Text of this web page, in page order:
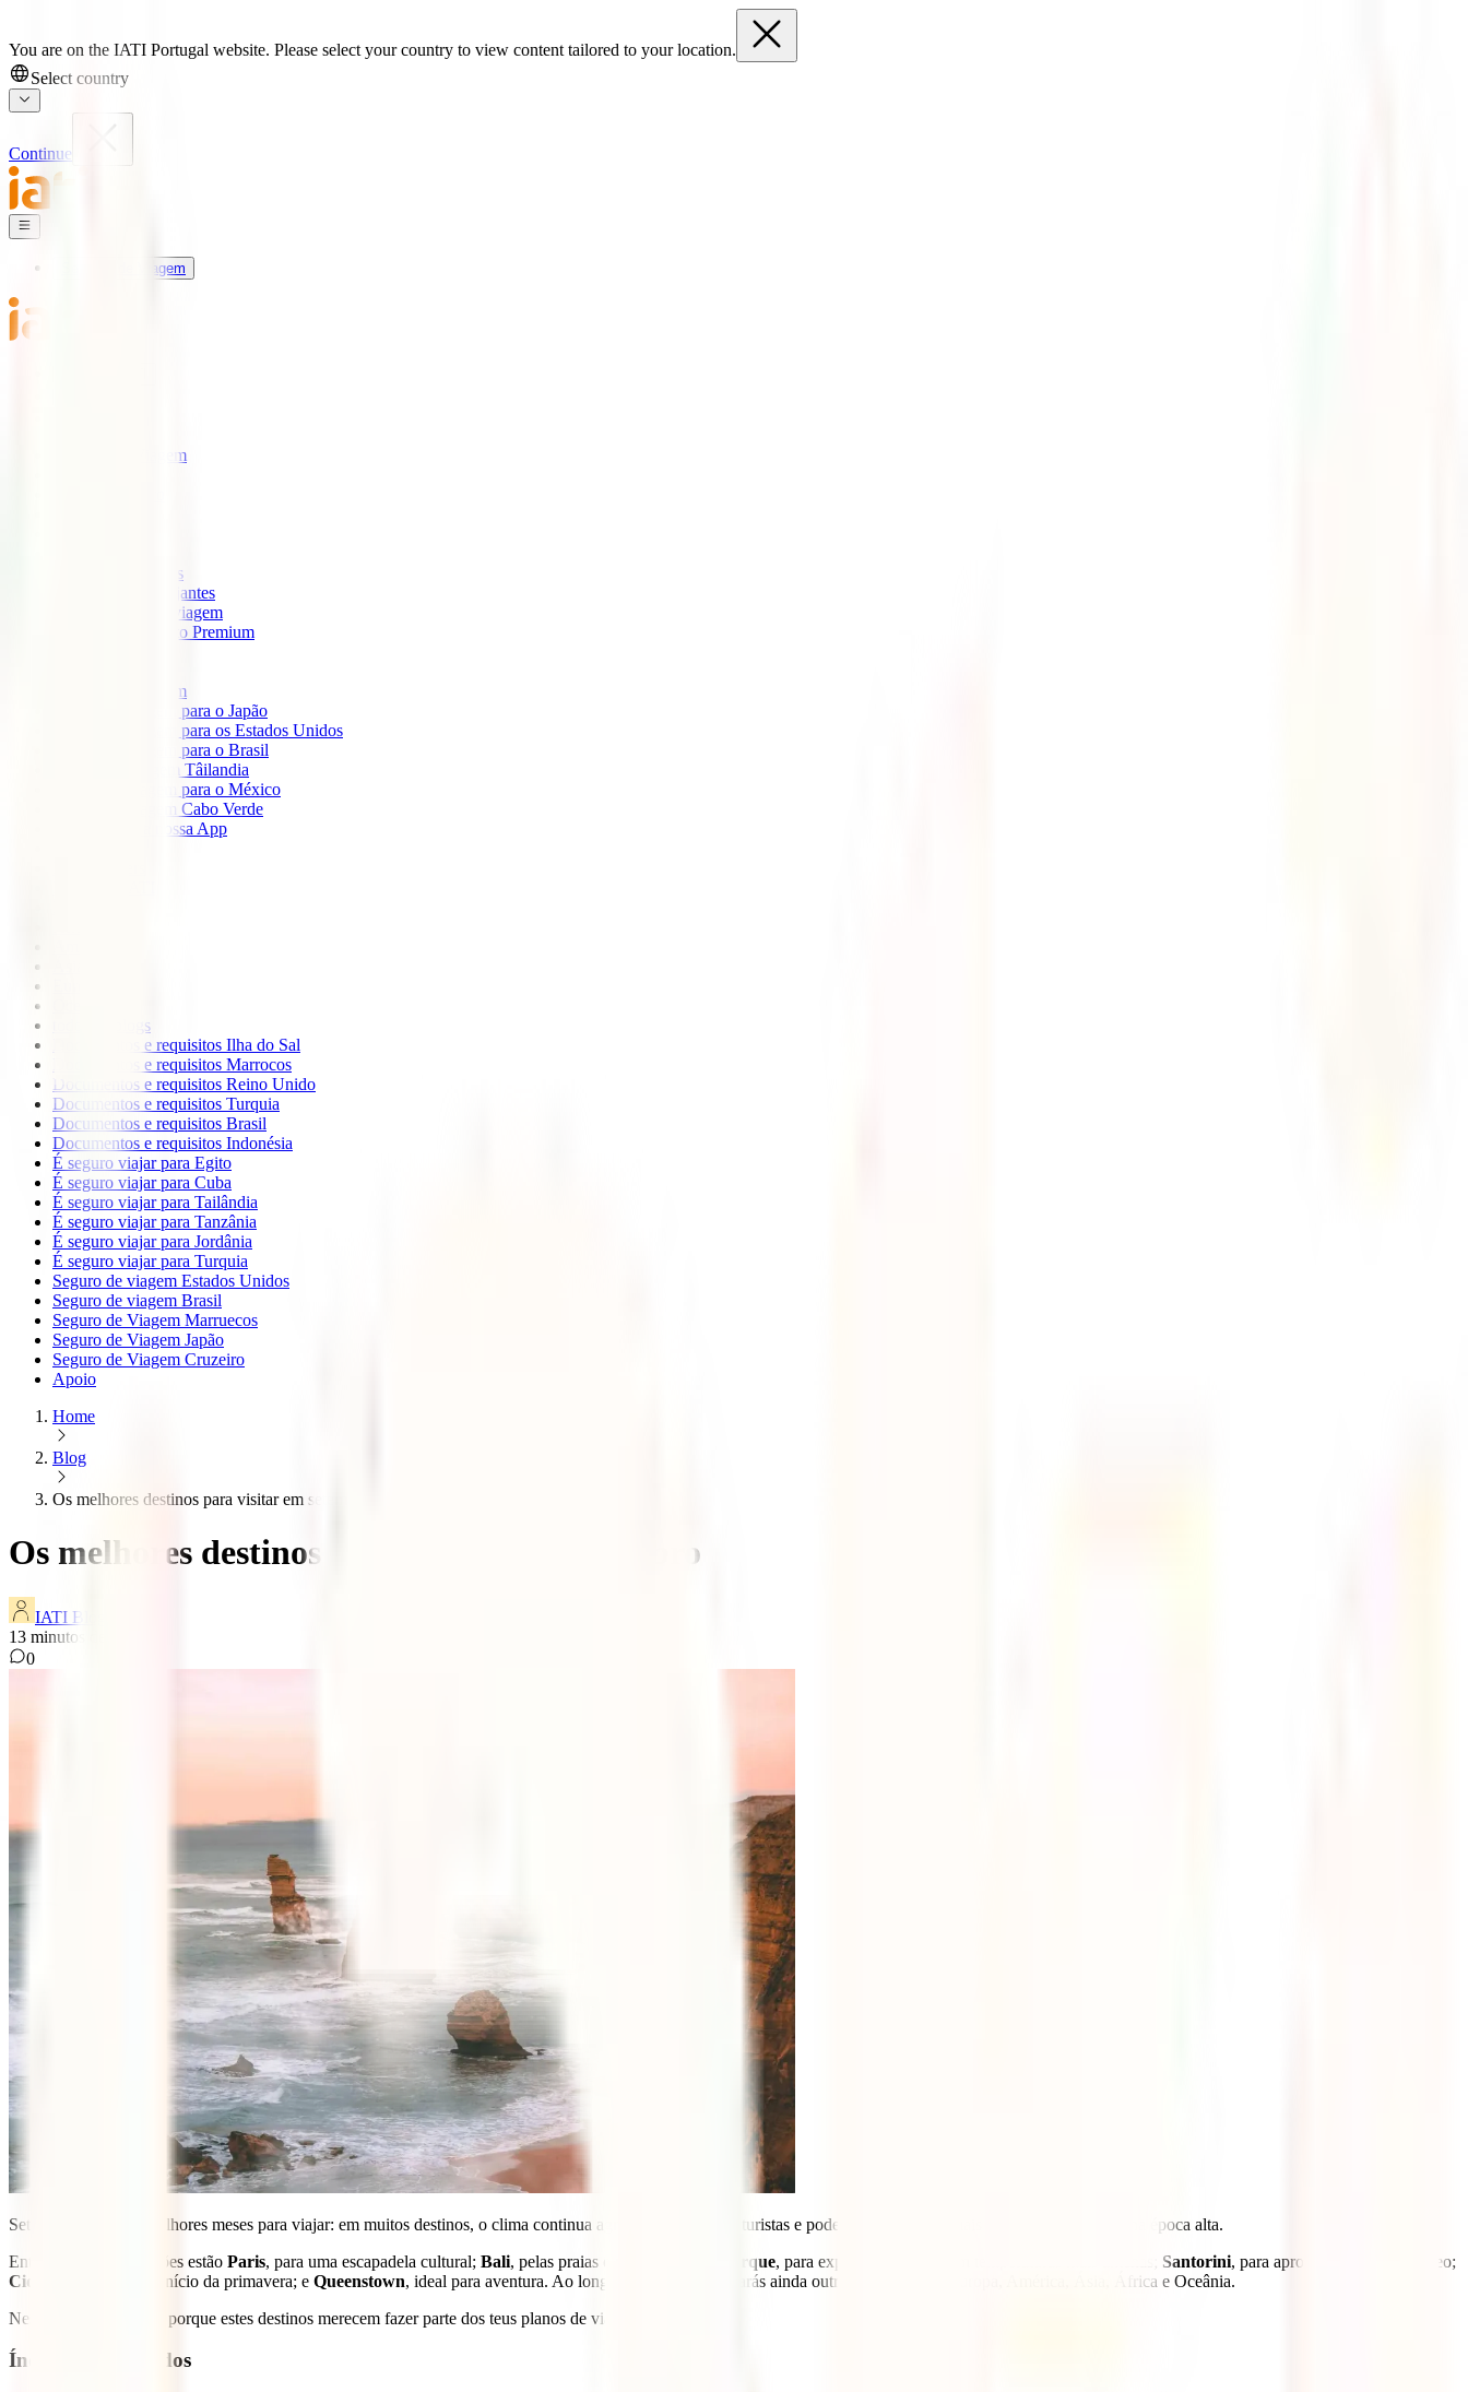
You are on the IATI Portugal website. Please select your country to view content tailored to your location.
Select country
Continue
Seguros de Viagem
Seguros de Viagem
IATI Escapadinhas
IATI Grandes Viajantes
IATI Anual Multiviagem
IATI Cancelamento Premium
Seguros de Viagem
Seguro de viagem para o Japão
Seguro de viagem para os Estados Unidos
Seguro de viagem para o Brasil
Seguro de Viagem Tâilandia
Seguro de viagem para o México
Seguro de viagem Cabo Verde
Descarregue a nossa App
todos os blogs
Documentos e requisitos Ilha do Sal
Documentos e requisitos Marrocos
Documentos e requisitos Reino Unido
Documentos e requisitos Turquia
Documentos e requisitos Brasil
Documentos e requisitos Indonésia
É seguro viajar para Egito
É seguro viajar para Cuba
É seguro viajar para Tailândia
É seguro viajar para Tanzânia
É seguro viajar para Jordânia
É seguro viajar para Turquia
Seguro de viagem Estados Unidos
Seguro de viagem Brasil
Seguro de Viagem Marruecos
Seguro de Viagem Japão
Seguro de Viagem Cruzeiro
Apoio
Home
Blog
Os melhores destinos para visitar em setembro
Os melhores destinos para visitar em setembro
IATI Blog
13 minutos de leitura
0
Setembro é um dos melhores meses para viajar: em muitos destinos, o clima continua agradável, há menos turistas e podem surgir preços mais competitivos do que na época alta.
Entre as melhores opções estão Paris, para uma escapadela cultural; Bali, pelas praias e natureza; Nova Iorque, para explorar a cidade com temperaturas mais amenas; Santorini, para aproveitar o Mediterrâneo;
Cidade do Cabo
, no início da primavera; e Queenstown, ideal para aventura. Ao longo do artigo encontrarás ainda outras sugestões na Europa, América, Ásia, África e Oceânia.
Neste guia explicamos porque estes destinos merecem fazer parte dos teus planos de viagem em setembro.
Índice de Conteúdos